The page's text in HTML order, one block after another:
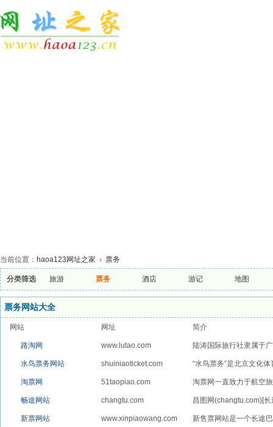
当前位置： haoa123网址之家 › 票务
分类筛选 旅游 票务 酒店 游记 地图
票务网站大全
网站 网址 简介
路淘网 www.lutao.com
陆涛国际旅行社隶属于
水鸟票务网站 shuiniaoticket.com “水鸟票务”是北京文化
淘票网 51taopiao.com 淘票网一直致力于航空
畅途网站 changtu.com 昌图网(changtu.com)[
新票网站 www.xinpiaowang.com 新售票网站是一个长途